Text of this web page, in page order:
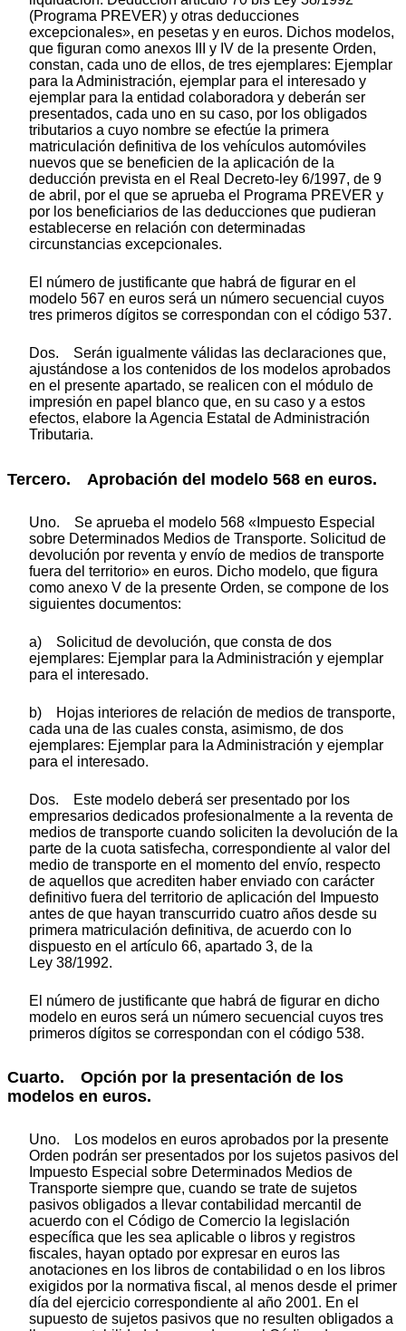
(Programa PREVER) y otras deducciones
excepcionales», en pesetas y en euros. Dichos modelos,
que figuran como anexos III y IV de la presente Orden,
constan, cada uno de ellos, de tres ejemplares: Ejemplar
para la Administración, ejemplar para el interesado y
ejemplar para la entidad colaboradora y deberán ser
presentados, cada uno en su caso, por los obligados
tributarios a cuyo nombre se efectúe la primera
matriculación definitiva de los vehículos automóviles
nuevos que se beneficien de la aplicación de la
deducción prevista en el Real Decreto-ley 6/1997, de 9
de abril, por el que se aprueba el Programa PREVER y
por los beneficiarios de las deducciones que pudieran
establecerse en relación con determinadas
circunstancias excepcionales.
El número de justificante que habrá de figurar en el
modelo 567 en euros será un número secuencial cuyos
tres primeros dígitos se correspondan con el código 537.
Dos. Serán igualmente válidas las declaraciones que,
ajustándose a los contenidos de los modelos aprobados
en el presente apartado, se realicen con el módulo de
impresión en papel blanco que, en su caso y a estos
efectos, elabore la Agencia Estatal de Administración
Tributaria.
Tercero. Aprobación del modelo 568 en euros.
Uno. Se aprueba el modelo 568 «Impuesto Especial
sobre Determinados Medios de Transporte. Solicitud de
devolución por reventa y envío de medios de transporte
fuera del territorio» en euros. Dicho modelo, que figura
como anexo V de la presente Orden, se compone de los
siguientes documentos:
a) Solicitud de devolución, que consta de dos
ejemplares: Ejemplar para la Administración y ejemplar
para el interesado.
b) Hojas interiores de relación de medios de transporte,
cada una de las cuales consta, asimismo, de dos
ejemplares: Ejemplar para la Administración y ejemplar
para el interesado.
Dos. Este modelo deberá ser presentado por los
empresarios dedicados profesionalmente a la reventa de
medios de transporte cuando soliciten la devolución de la
parte de la cuota satisfecha, correspondiente al valor del
medio de transporte en el momento del envío, respecto
de aquellos que acrediten haber enviado con carácter
definitivo fuera del territorio de aplicación del Impuesto
antes de que hayan transcurrido cuatro años desde su
primera matriculación definitiva, de acuerdo con lo
dispuesto en el artículo 66, apartado 3, de la
Ley 38/1992.
El número de justificante que habrá de figurar en dicho
modelo en euros será un número secuencial cuyos tres
primeros dígitos se correspondan con el código 538.
Cuarto. Opción por la presentación de los
modelos en euros.
Uno. Los modelos en euros aprobados por la presente
Orden podrán ser presentados por los sujetos pasivos del
Impuesto Especial sobre Determinados Medios de
Transporte siempre que, cuando se trate de sujetos
pasivos obligados a llevar contabilidad mercantil de
acuerdo con el Código de Comercio la legislación
específica que les sea aplicable o libros y registros
fiscales, hayan optado por expresar en euros las
anotaciones en los libros de contabilidad o en los libros
exigidos por la normativa fiscal, al menos desde el primer
día del ejercicio correspondiente al año 2001. En el
supuesto de sujetos pasivos que no resulten obligados a